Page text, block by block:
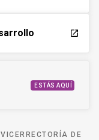
launch
ESTÁS AQUÍ
DE